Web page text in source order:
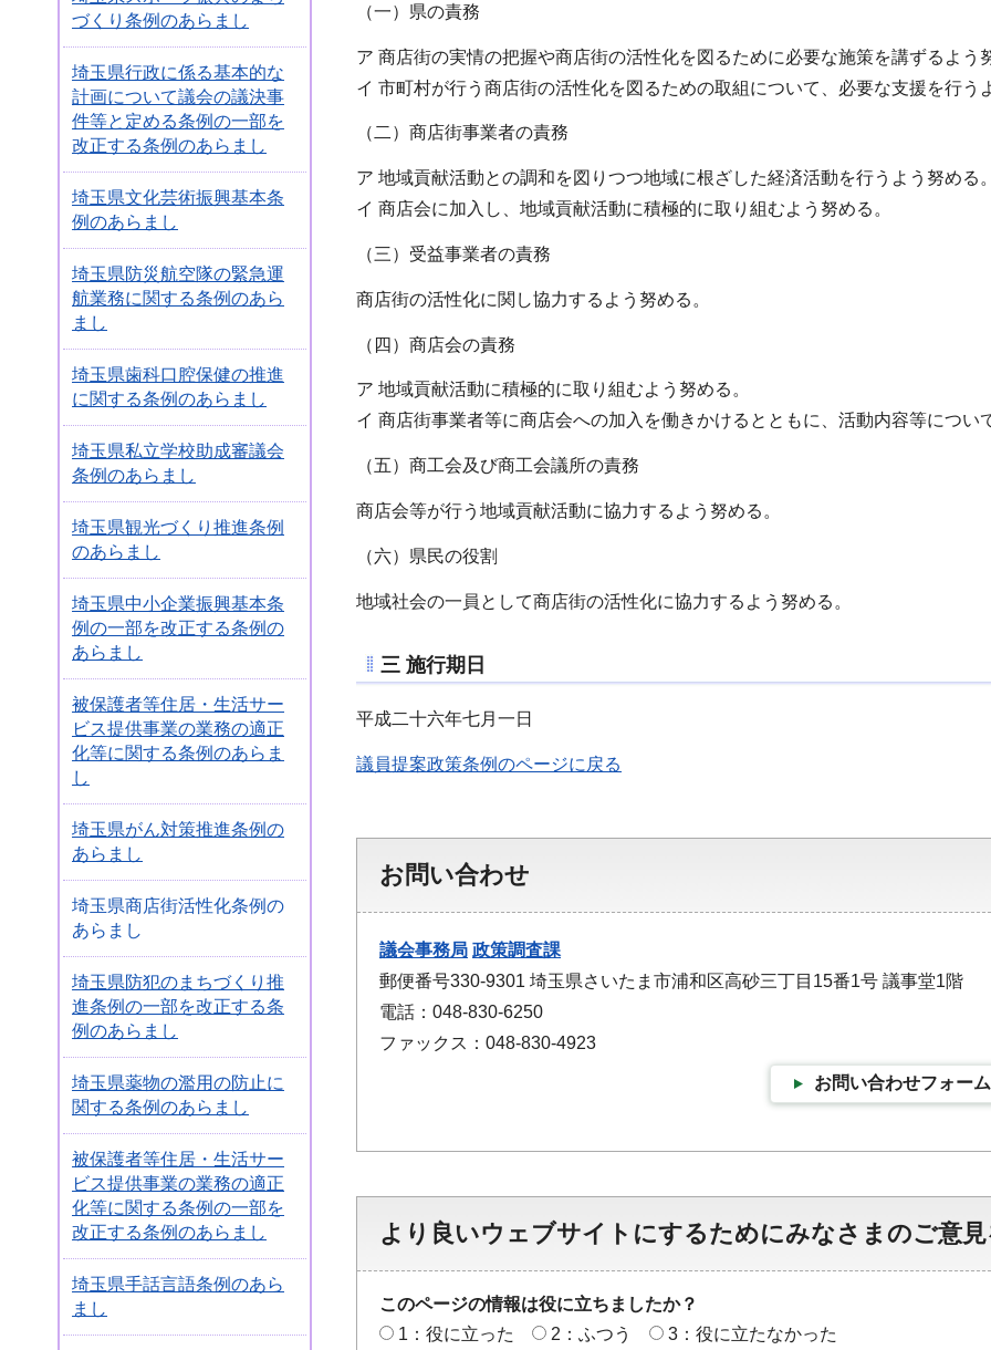
づくり条例のあらまし
埼玉県行政に係る基本的な
計画について議会の議決事
件等と定める条例の一部を
改正する条例のあらまし
埼玉県文化芸術振興基本条
例のあらまし
埼玉県防災航空隊の緊急運
航業務に関する条例のあら
まし
埼玉県歯科口腔保健の推進
に関する条例のあらまし
埼玉県私立学校助成審議会
条例のあらまし
埼玉県観光づくり推進条例
のあらまし
埼玉県中小企業振興基本条
例の一部を改正する条例の
あらまし
被保護者等住居・生活サー
ビス提供事業の業務の適正
化等に関する条例のあらま
し
埼玉県がん対策推進条例の
あらまし
埼玉県商店街活性化条例の
あらまし
埼玉県防犯のまちづくり推
進条例の一部を改正する条
例のあらまし
埼玉県薬物の濫用の防止に
関する条例のあらまし
被保護者等住居・生活サー
ビス提供事業の業務の適正
化等に関する条例の一部を
改正する条例のあらまし
埼玉県手話言語条例のあら
まし
（一）県の責務
ア 商店街の実情の把握や商店街の活性化を図るために必要な施策を講ずるよう
イ 市町村が行う商店街の活性化を図るための取組について、必要な支援を行う
（二）商店街事業者の責務
ア 地域貢献活動との調和を図りつつ地域に根ざした経済活動を行うよう努める。
イ 商店会に加入し、地域貢献活動に積極的に取り組むよう努める。
（三）受益事業者の責務
商店街の活性化に関し協力するよう努める。
（四）商店会の責務
ア 地域貢献活動に積極的に取り組むよう努める。
イ 商店街事業者等に商店会への加入を働きかけるとともに、活動内容等につい
（五）商工会及び商工会議所の責務
商店会等が行う地域貢献活動に協力するよう努める。
（六）県民の役割
地域社会の一員として商店街の活性化に協力するよう努める。
三 施行期日
平成二十六年七月一日
議員提案政策条例のページに戻る
お問い合わせ
議会事務局 政策調査課
郵便番号330-9301 埼玉県さいたま市浦和区高砂三丁目15番1号 議事堂1階
電話：048-830-6250
ファックス：048-830-4923
お問い合わせフォーム
より良いウェブサイトにするためにみなさまのご意
このページの情報は役に立ちましたか？
1：役に立った
2：ふつう
3：役に立たなかった